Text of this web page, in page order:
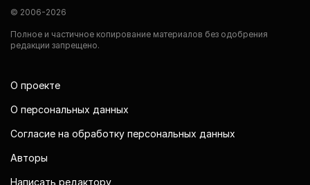
© 2006-2026
Полное и частичное копирование материалов без одобрения
редакции запрещено.
О проекте
О персональных данных
Согласие на обработку персональных данных
Авторы
Написать редактору